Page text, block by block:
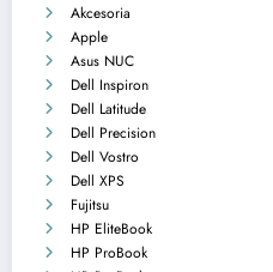
Akcesoria
Apple
Asus NUC
Dell Inspiron
Dell Latitude
Dell Precision
Dell Vostro
Dell XPS
Fujitsu
HP EliteBook
HP ProBook